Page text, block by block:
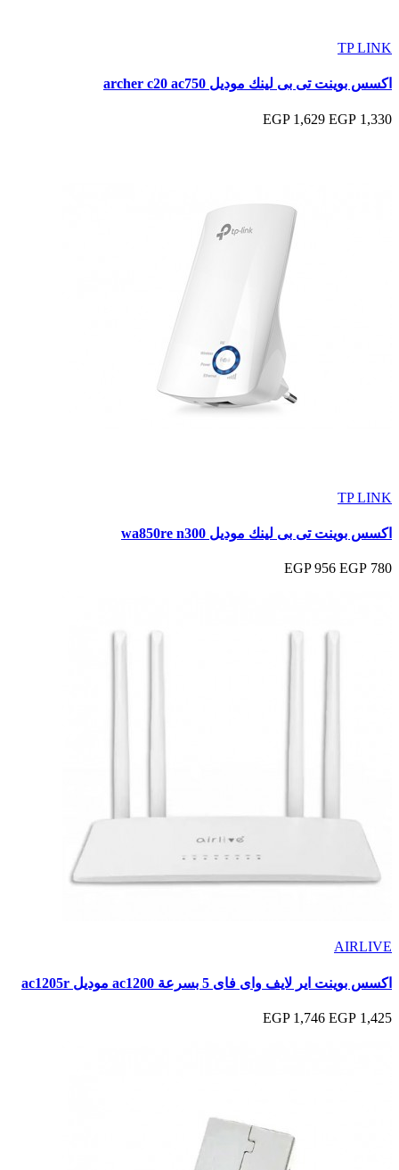
TP LINK
اكسس بوينت تى بى لينك موديل archer c20 ac750
1,330 EGP
1,629 EGP
TP LINK
اكسس بوينت تى بى لينك موديل wa850re n300
780 EGP
956 EGP
AIRLIVE
اكسس بوينت اير لايف واى فاى 5 بسرعة ac1200 موديل ac1205r
1,425 EGP
1,746 EGP